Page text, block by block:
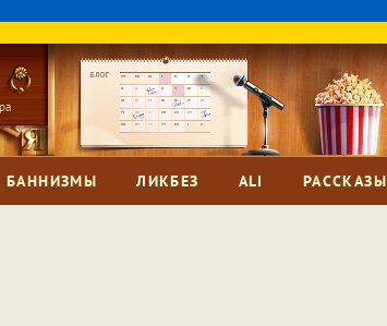
БАННИЗМЫ ЛИКБЕЗ ALI РАССКАЗЫ